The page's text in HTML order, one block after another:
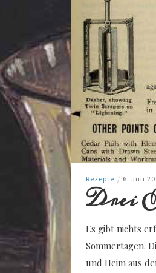
Rezepte / 6. Juli
Drei
Es gibt nichts
Sommertagen.
und Heim aus